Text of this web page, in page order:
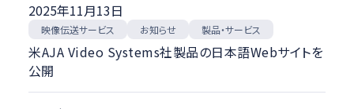
2025年11月13日
映像伝送サービス お知らせ 製品・サービス
米AJA Video Systems社製品の日本語Webサイトを
公開